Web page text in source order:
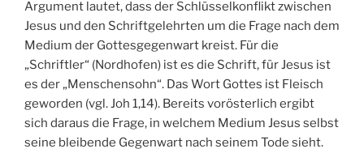
Argument lautet, dass der Schlüsselkonflikt zwischen
Jesus und den Schriftgelehrten um die Frage nach dem
Medium der Gottesgegenwart kreist. Für die
„Schriftler“ (Nordhofen) ist es die Schrift, für Jesus ist
es der „Menschensohn“. Das Wort Gottes ist Fleisch
geworden (vgl. Joh 1,14). Bereits vorösterlich ergibt
sich daraus die Frage, in welchem Medium Jesus selbst
seine bleibende Gegenwart nach seinem Tode sieht.